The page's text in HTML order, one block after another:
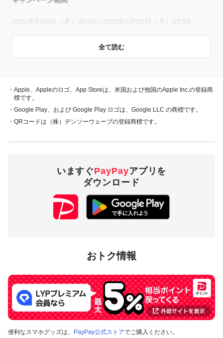
全て読む
2021年5月6日（木）00:00～2021年5月31日（月）23:59
概要
ド、PayPayあと払い（一括のみ）でお支払いをしていただい
た方に対し、下表のとおり後日PayPayボーナスを付与しま
す。
30％付与
1,000円相当／回
10,000円相当／期間
香川県さぬき市内のPayPay加盟店のうち
ご確認いただけます。
対象の支払方法
本キャンペーンの対象のお支払方法は、PayPay残高、ヤフー
・Apple、Appleのロゴ、App Storeは、米国および他国のApple Inc.の登録商
標です。
・Google Play、および Google Play ロゴは、Google LLC の商標です。
・QRコードは（株）デンソーウェーブの登録商標です。
いますぐPayPayアプリを
ダウンロード
おトク情報
便利なスマホグッズは、 PayPay公式ストアでご購入ください。